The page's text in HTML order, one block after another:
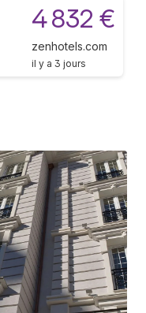
4 832 €
zenhotels.com
il y a 3 jours